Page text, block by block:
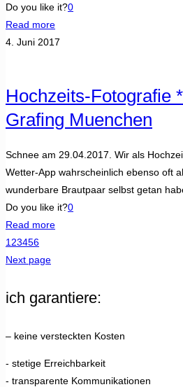
Do you like it?0
Read more
4. Juni 2017
Hochzeits-Fotografie
Grafing Muenchen
Schnee am 29.04.2017. Wir als
Wetter-App wahrscheinlich ebenso oft
wunderbare Brautpaar selbst getan
Do you like it?0
Read more
1 23456
Next page
ich garantiere:
– keine versteckten Kosten
- stetige Erreichbarkeit
- transparente Kommunikationen